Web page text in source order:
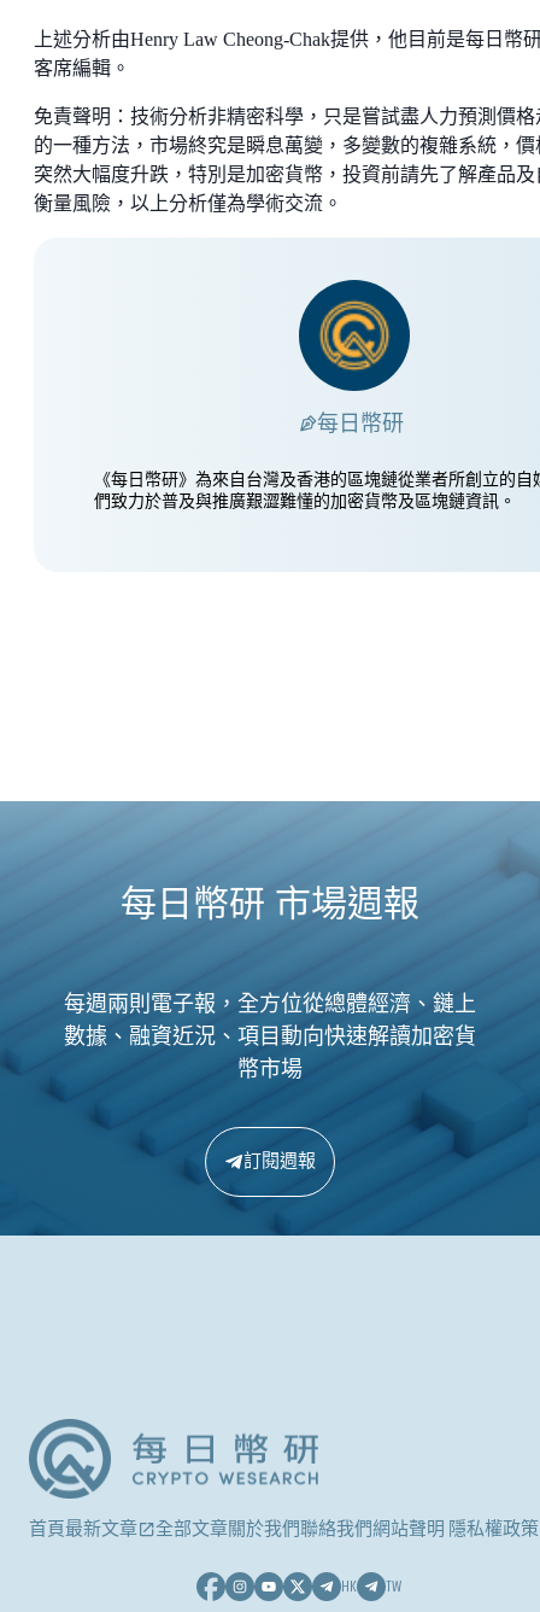
上述分析由Henry Law Cheong-Chak提供，他目前是每日幣
客席編輯。
免責聲明：技術分析非精密科學，只是嘗試盡人力預測價格
的一種方法，市場終究是瞬息萬變，多變數的複雜系統，價
突然大幅度升跌，特別是加密貨幣，投資前請先了解產品及
衡量風險，以上分析僅為學術交流。
每日幣研
《每日幣研》為來自台灣及香港的區塊鏈從業者所創立的自
們致力於普及與推廣艱澀難懂的加密貨幣及區塊鏈資訊。
每日幣研 市場週報
每週兩則電子報，全方位從總體經濟、鏈上
數據、融資近況、項目動向快速解讀加密貨
幣市場
訂閱週報
首頁最新文章 全部文章關於我們聯絡我們網站聲明 隱私權政策
HK TW